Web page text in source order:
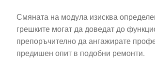
Смяната на модула изисква
грешките могат да доведат до
препоръчително да ангажирате
предишен опит в подобни ремонти.